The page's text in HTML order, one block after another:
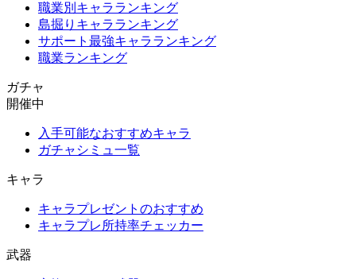
職業別キャラランキング
島掘りキャラランキング
サポート最強キャラランキング
職業ランキング
ガチャ
開催中
入手可能なおすすめキャラ
ガチャシミュ一覧
キャラ
キャラプレゼントのおすすめ
キャラプレ所持率チェッカー
武器